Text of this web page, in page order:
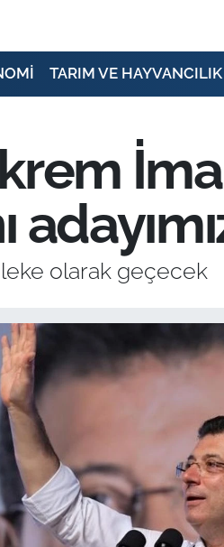
TARIM VE HAYVANCILIK
leke olarak geçecek